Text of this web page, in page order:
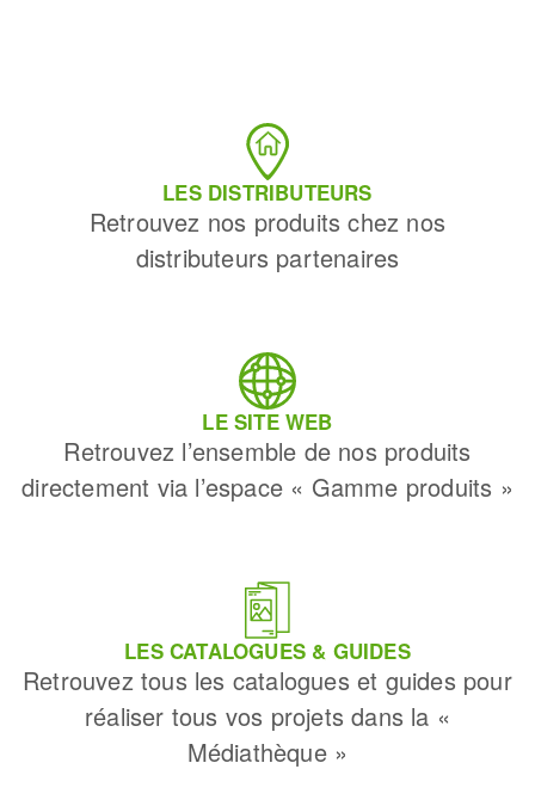
ABRASIFS ET
OUTILLAGES
8 RUE RAIMU
VENISSIEUX , 69200
04 78 00 04 96
ABRASSOUD
ZA DE LA GRANDE PIECE - 8 ALLEE
LC & H GEAY
LIMOGES , 87000
09 64 14 24 55
18 CAMI DELS HORTS
PONTEILLA , 66300
04 68 62 27 41
ACE SIN TUNG HING
PAPEETE
PAPEETE-TAHITI (PF) , 98713
LES DISTRIBUTEURS
Retrouvez nos produits chez nos
distributeurs partenaires
LE SITE WEB
Retrouvez l’ensemble de nos produits
directement via l’espace « Gamme produits »
LES CATALOGUES & GUIDES
Retrouvez tous les catalogues et guides pour
réaliser tous vos projets dans la «
Médiathèque »